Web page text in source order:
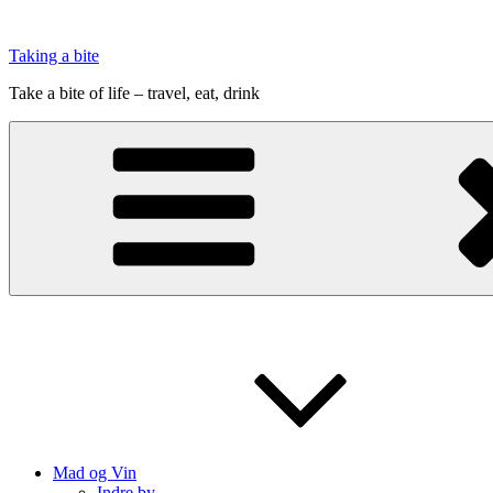
indhold
Taking a bite
Take a bite of life – travel, eat, drink
Mad og Vin